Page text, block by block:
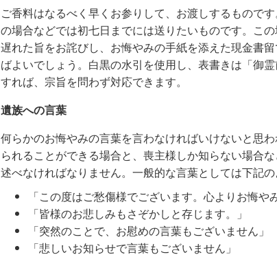
ご香料はなるべく早くお参りして、お渡しするもので
の場合などでは初七日までには送りたいものです。こ
遅れた旨をお詫びし、お悔やみの手紙を添えた現金書
ばよいでしょう。白黒の水引を使用し、表書きは「御霊
すれば、宗旨を問わず対応できます。
遺族への言葉
何らかのお悔やみの言葉を言わなければいけないと思
られることができる場合と、喪主様しか知らない場合
述べなければなりません。一般的な言葉としては下記の
「この度はご愁傷様でございます。心よりお悔や
「皆様のお悲しみもさぞかしと存じます。」
「突然のことで、お慰めの言葉もございません」
「悲しいお知らせで言葉もございません」